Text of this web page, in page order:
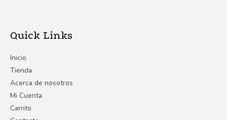
Quick Links
Inicio
Tienda
Acerca de nosotros
Mi Cuenta
Carrito